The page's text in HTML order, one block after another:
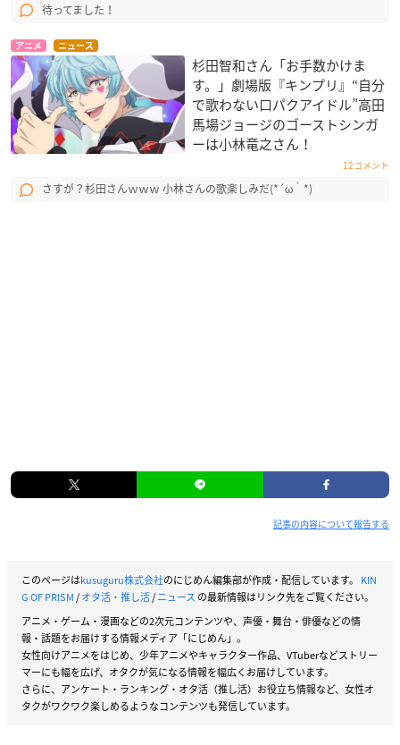
待ってました！
アニメ ニュース
杉田智和さん「お手数かけま
す。」劇場版『キンプリ』“自分
で歌わない口パクアイドル”高田
馬場ジョージのゴーストシンガ
ーは小林竜之さん！
12コメント
さすが？杉田さんｗｗｗ 小林さんの歌楽しみだ(*´ω｀*)
記事の内容について報告する
このページはkusuguru株式会社のにじめん編集部が作成・配信しています。 KIN
G OF PRISM/オタ活・推し活/ニュース の最新情報はリンク先をご覧ください。
アニメ・ゲーム・漫画などの2次元コンテンツや、声優・舞台・俳優などの情
報・話題をお届けする情報メディア「にじめん」。
女性向けアニメをはじめ、少年アニメやキャラクター作品、VTuberなどストリー
マーにも幅を広げ、オタクが気になる情報を幅広くお届けしています。
さらに、アンケート・ランキング・オタ活（推し活）お役立ち情報など、女性オ
タクがワクワク楽しめるようなコンテンツも発信しています。